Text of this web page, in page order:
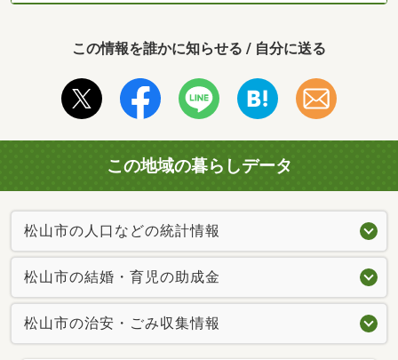
この情報を誰かに知らせる / 自分に送る
この地域の暮らしデータ
松山市の人口などの統計情報
松山市の結婚・育児の助成金
松山市の治安・ごみ収集情報